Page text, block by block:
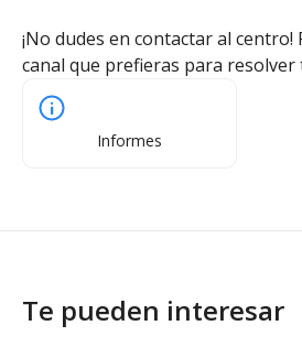
¡No dudes en contactar al centro!
canal que prefieras para resolver
Informes
Te pueden interesar